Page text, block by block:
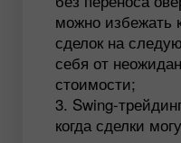
можно избежать
сделок на
себя от
стоимости;
Swing-
когда сделки